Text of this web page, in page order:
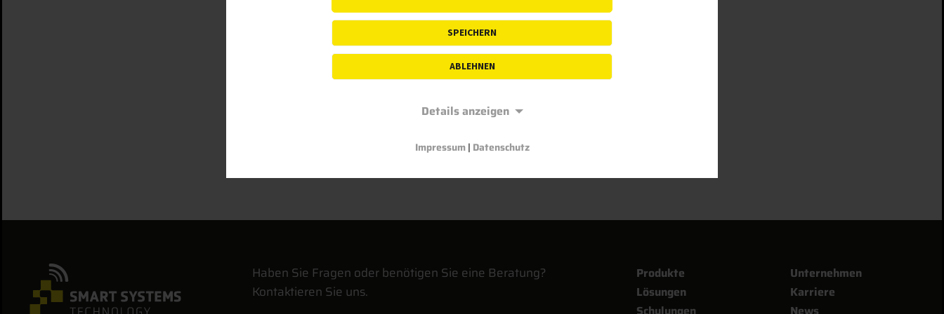
Vermessungswelt
Auswertung von
Haben Sie Fragen oder benötigen Sie eine Beratung?
Kontaktieren Sie uns.
Produkte
Lösungen
Unternehmen
Karriere
SPEICHERN
ABLEHNEN
Details anzeigen
Impressum| Datenschutz